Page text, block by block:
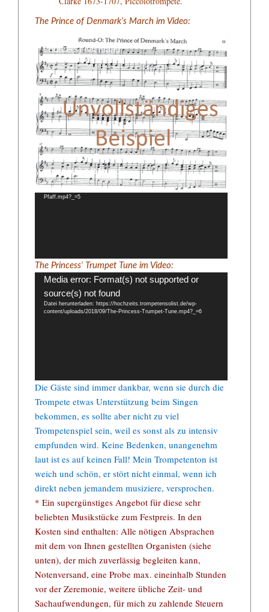
The Prince of Denmark’s March im Video:
Player
Media error: Format(s) not supported or
source(s) not found
Datei herunterladen: https://hochzeits.trompetensolist.de/wp-
content/uploads/2019/12/The-Prince-of-Denmarks-March-mittel.mp4?
_=4
„Bist du bei mir“ im Video:
Video-
Player
Media error: Format(s) not supported or
source(s) not found
Datei herunterladen: https://hochzeits.trompetensolist.de/wp-
content/uploads/2018/09/Bist-du-bei-mir-Video-Herz-Jesu-Monika-
Pfaff.mp4?_=5
The Princess‘ Trumpet Tune im Video:
Video-
Player
Media error: Format(s) not supported or
source(s) not found
Datei herunterladen: https://hochzeits.trompetensolist.de/wp-
content/uploads/2018/09/The-Princess-Trumpet-Tune.mp4?_=6
Die Gäste sind immer dankbar, wenn sie durch die
Trompete etwas Unterstützung beim Singen
bekommen, es sollte aber nicht zu viel
Trompetenspiel sein, weil es sonst als zu intensiv
empfunden wird. Keine Bedenken, unangenehm
laut ist es auf keinen Fall! Mein Trompetenton ist
weich und schön, er stört nicht einmal, wenn ich
direkt neben jemandem musiziere, versprochen.
* Ein supergünstiges Angebot für diese sehr
beliebten Musikstücke zum Festpreis. In den
Kosten sind enthalten: Alle nötigen Absprachen
mit dem von Ihnen gestellten Organisten (siehe
unten), der mich zuverlässig begleiten kann,
Notenversand, eine Probe max. eineinhalb Stunden
vor der Zeremonie, weitere übliche Zeit- und
Sachaufwendungen, für mich zu zahlende Steuern